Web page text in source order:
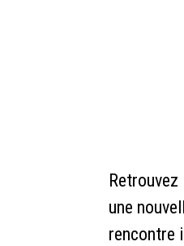
une
rencontre